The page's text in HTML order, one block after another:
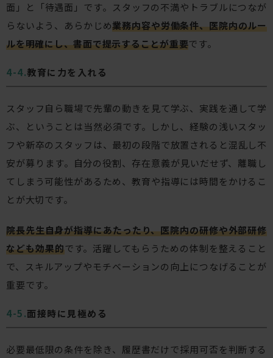
面」と「待遇面」です。スタッフの不満やトラブルにつなが
らないよう、あらかじめ業務内容や労働条件、医院内のルー
ルを明確にし、書面で提示することが重要です。
教育に力を入れる
スタッフ自ら職場で先輩の動きを見て学ぶ、実践を通して学
ぶ、ということは当然必須です。しかし、経験の浅いスタッ
フや新卒のスタッフは、最初の段階で放置されると混乱し不
安が募ります。自分の役割、存在意義が見いだせず、離職し
てしまう可能性があるため、教育や指導には時間をかけるこ
とが大切です。
院長先生自身が指導にあたったり、医院内の研修や外部研修
なども効果的です。活躍してもらうための体制を整えること
で、スキルアップやモチベーションの向上につなげることが
重要です。
面接時に見極める
必要最低限の条件を除き、履歴書だけで採用可否を判断する